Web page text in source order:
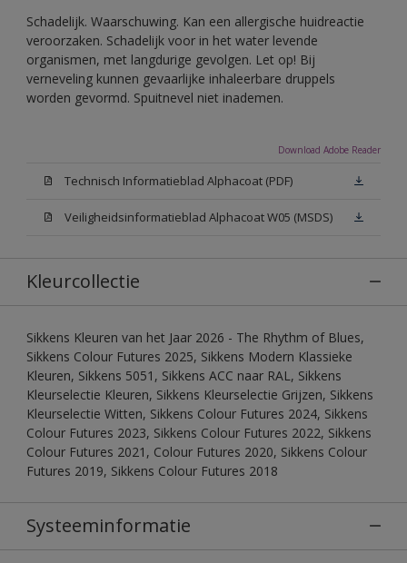
Schadelijk. Waarschuwing. Kan een allergische huidreactie
veroorzaken. Schadelijk voor in het water levende
organismen, met langdurige gevolgen. Let op! Bij
verneveling kunnen gevaarlijke inhaleerbare druppels
worden gevormd. Spuitnevel niet inademen.
Download Adobe Reader
Technisch Informatieblad Alphacoat (PDF)
Veiligheidsinformatieblad Alphacoat W05 (MSDS)
Kleurcollectie
Sikkens Kleuren van het Jaar 2026 - The Rhythm of Blues,
Sikkens Colour Futures 2025, Sikkens Modern Klassieke
Kleuren, Sikkens 5051, Sikkens ACC naar RAL, Sikkens
Kleurselectie Kleuren, Sikkens Kleurselectie Grijzen, Sikkens
Kleurselectie Witten, Sikkens Colour Futures 2024, Sikkens
Colour Futures 2023, Sikkens Colour Futures 2022, Sikkens
Colour Futures 2021, Colour Futures 2020, Sikkens Colour
Futures 2019, Sikkens Colour Futures 2018
Systeeminformatie